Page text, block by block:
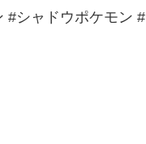
シャドウポケモン #